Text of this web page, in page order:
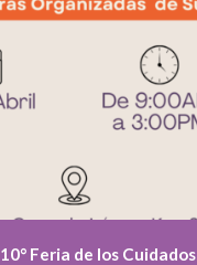
10° Feria de los Cuidados